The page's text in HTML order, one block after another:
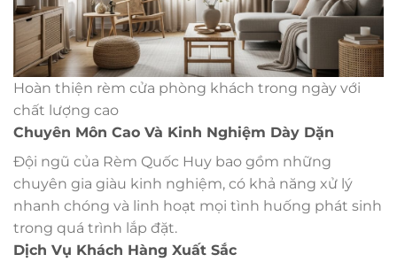
Hoàn thiện rèm cửa phòng khách trong ngày với
chất lượng cao
Chuyên Môn Cao Và Kinh Nghiệm Dày Dặn
Đội ngũ của Rèm Quốc Huy bao gồm những
chuyên gia giàu kinh nghiệm, có khả năng xử lý
nhanh chóng và linh hoạt mọi tình huống phát sinh
trong quá trình lắp đặt.
Dịch Vụ Khách Hàng Xuất Sắc